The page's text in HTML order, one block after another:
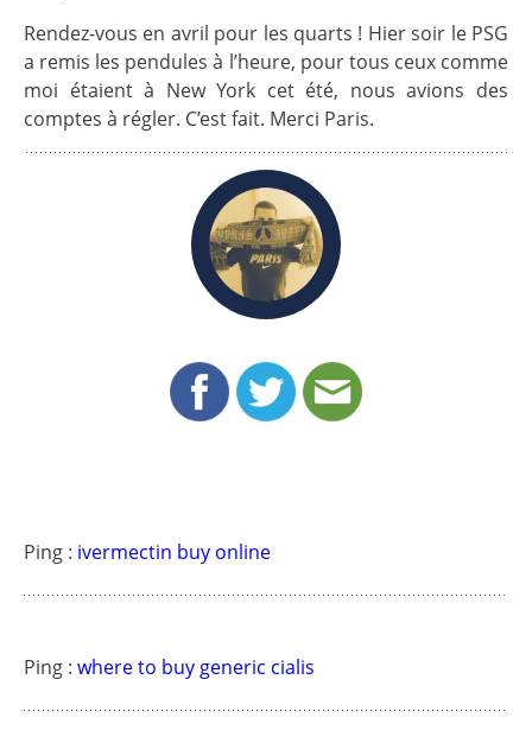
Rendez-vous en avril pour les quarts ! Hier soir le PSG
a remis les pendules à l’heure, pour tous ceux comme
moi étaient à New York cet été, nous avions des
comptes à régler. C’est fait. Merci Paris.
Ping : ivermectin buy online
Ping : where to buy generic cialis